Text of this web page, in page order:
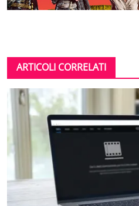
ARTICOLI CORRELATI